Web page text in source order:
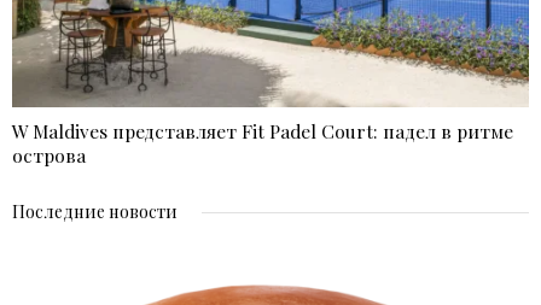
W Maldives представляет Fit Padel Court: падел в ритме
острова
Последние новости